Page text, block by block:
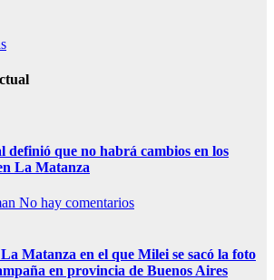
que no habrá cambios en los
La Matanza
No hay comentarios
Matanza en el que Milei se sacó la foto
en provincia de Buenos Aires